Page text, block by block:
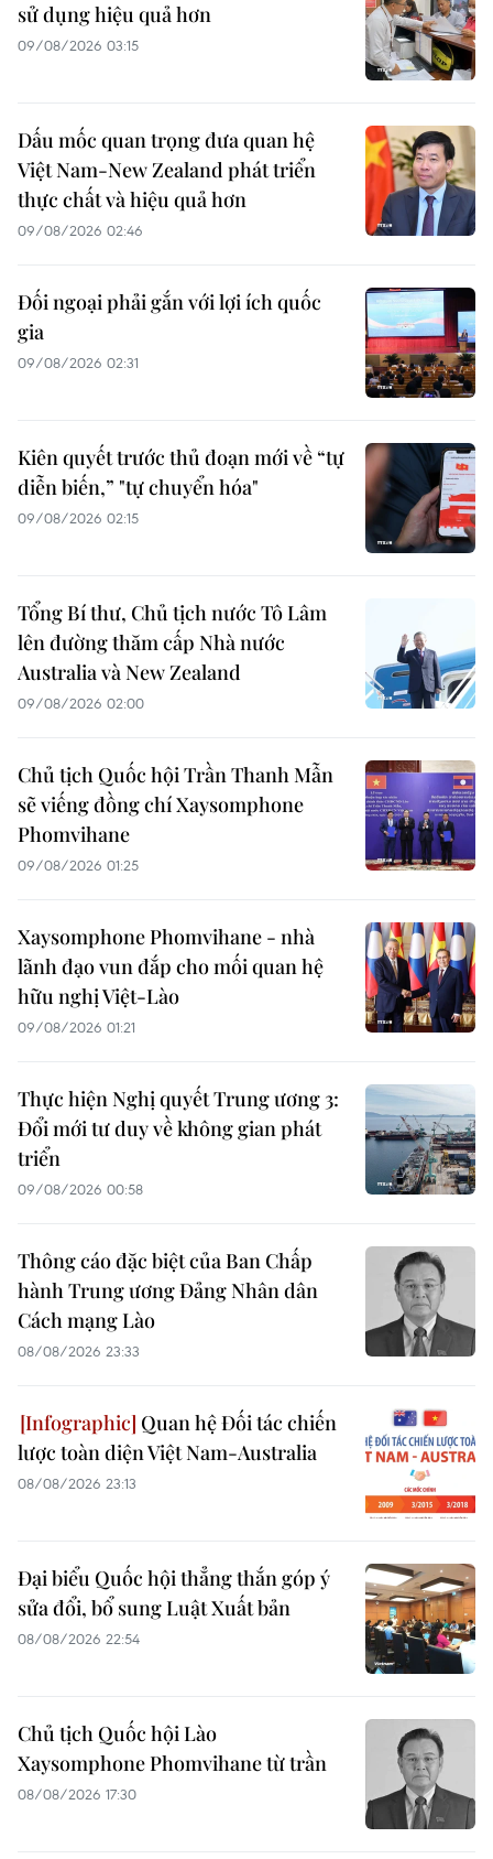
sử dụng hiệu quả hơn
09/08/2026 03:15
Dấu mốc quan trọng đưa quan hệ
Việt Nam-New Zealand phát triển
thực chất và hiệu quả hơn
09/08/2026 02:46
Đối ngoại phải gắn với lợi ích quốc
gia
09/08/2026 02:31
Kiên quyết trước thủ đoạn mới về “tự
diễn biến,” "tự chuyển hóa"
09/08/2026 02:15
Tổng Bí thư, Chủ tịch nước Tô Lâm
lên đường thăm cấp Nhà nước
Australia và New Zealand
09/08/2026 02:00
Chủ tịch Quốc hội Trần Thanh Mẫn
sẽ viếng đồng chí Xaysomphone
Phomvihane
09/08/2026 01:25
Xaysomphone Phomvihane - nhà
lãnh đạo vun đắp cho mối quan hệ
hữu nghị Việt-Lào
09/08/2026 01:21
Thực hiện Nghị quyết Trung ương 3:
Đổi mới tư duy về không gian phát
triển
09/08/2026 00:58
Thông cáo đặc biệt của Ban Chấp
hành Trung ương Đảng Nhân dân
Cách mạng Lào
08/08/2026 23:33
Quan hệ Đối tác chiến
lược toàn diện Việt Nam-Australia
08/08/2026 23:13
Đại biểu Quốc hội thẳng thắn góp ý
sửa đổi, bổ sung Luật Xuất bản
08/08/2026 22:54
Chủ tịch Quốc hội Lào
Xaysomphone Phomvihane từ trần
08/08/2026 17:30